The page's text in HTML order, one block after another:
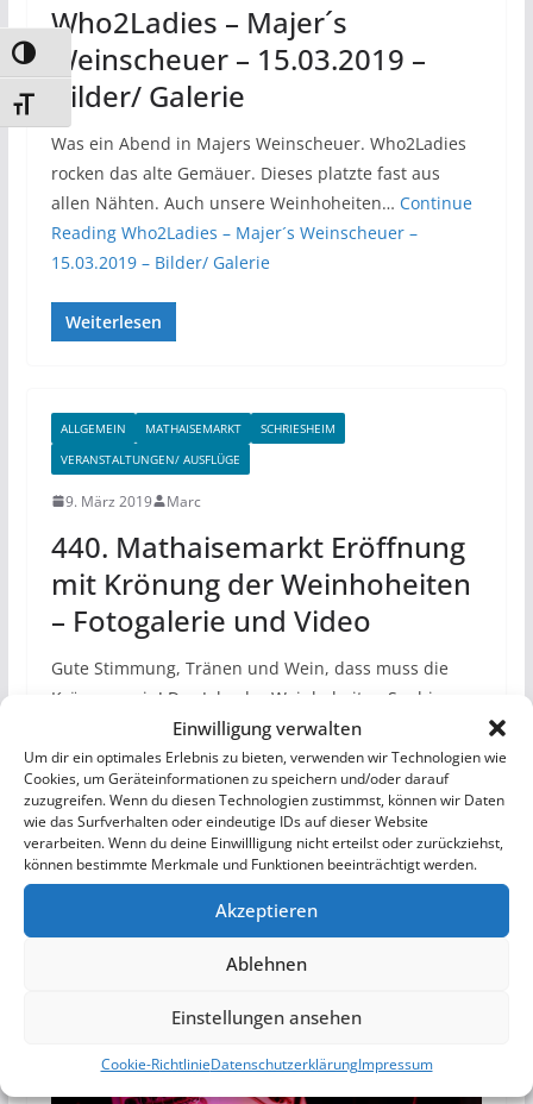
Einwilligung verwalten
Um dir ein optimales Erlebnis zu bieten, verwenden wir Technologien wie
Cookies, um Geräteinformationen zu speichern und/oder darauf
zuzugreifen. Wenn du diesen Technologien zustimmst, können wir Daten
wie das Surfverhalten oder eindeutige IDs auf dieser Website
verarbeiten. Wenn du deine Einwillligung nicht erteilst oder zurückziehst,
können bestimmte Merkmale und Funktionen beeinträchtigt werden.
Akzeptieren
Ablehnen
Einstellungen ansehen
Cookie-RichtlinieDatenschutzerklärungImpressum
Umschalten auf hohe Kontraste
Schrift vergrößern
Who2Ladies – Majer´s
Weinscheuer – 15.03.2019 –
Bilder/ Galerie
Was ein Abend in Majers Weinscheuer. Who2Ladies
rocken das alte Gemäuer. Dieses platzte fast aus
allen Nähten. Auch unsere Weinhoheiten… Continue
ReadingWho2Ladies – Majer´s Weinscheuer –
15.03.2019 – Bilder/ Galerie
Weiterlesen
ALLGEMEIN MATHAISEMARKT
SCHRIESHEIM
VERANSTALTUNGEN/ AUSFLÜGE
9. März 2019 Marc
440. Mathaisemarkt Eröffnung
mit Krönung der Weinhoheiten
– Fotogalerie und Video
Gute Stimmung, Tränen und Wein, dass muss die
Krönung sein! Das Jahr der Weinhoheiten Sophie
Koch und ihren Weinprinzessinen, Ivanka…
Reading440. Mathaisemarkt Eröffnung mit Krönung
der Weinhoheiten – Fotogalerie und Video
Weiterlesen